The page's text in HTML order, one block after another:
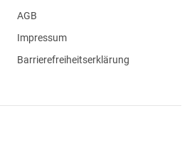
AGB
Impressum
Barrierefreiheitserklärung